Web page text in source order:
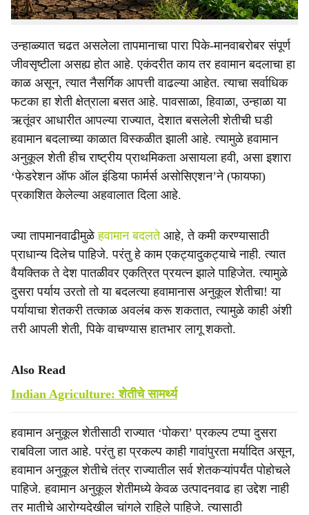
फेब्रुवारीमध्ये थोड्या कालावधीसाठी तीव्र थंडीच्या लाटा येताहेत.
उन्हाळ्यात चढत असलेला तापमानाचा पारा पिके-मानवाबरोबर संपूर्ण
जीवसृष्टीला असह्य होत आहे. एकंदरीत काय तर हवामान बदलाचा हा
काळ असून, त्यात नैसर्गिक आपत्ती वाढल्या आहेत. त्याचा सर्वाधिक
फटका हा शेती क्षेत्राला बसत आहे. पावसाळा, हिवाळा, उन्हाळा या
ऋतूंवर आधारीत आपल्या राज्यात, देशात बसलेली शेतीची घडी
हवामान बदलाच्या काळात विस्कळीत झाली आहे. त्यामुळे हवामान
अनुकूल शेती हीच राष्ट्रीय प्राथमिकता असायला हवी, असा इशारा
‘फेडरेशन ऑफ ऑल इंडिया फार्मर्स असोसिएशन’ने (फायफा)
प्रकाशित केलेल्या अहवालात दिला आहे.
ज्या तापमानवाढीमुळेहवामान बदलते आहे, ते कमी करण्यासाठी
प्राधान्य दिलेच पाहिजे. परंतु हे काम एकट्यादुकट्याचे नाही. त्यात
वैयक्तिक ते देश पातळीवर एकत्रित प्रयत्न झाले पाहिजेत. त्यामुळे
दुसरा पर्याय उरतो तो या बदलत्या हवामानास अनुकूल शेतीचा! या
पर्यायाचा शेतकरी तत्काळ अवलंब करू शकतात, त्यामुळे काही अंशी
तरी आपली शेती, पिके वाचण्यास हातभार लागू शकतो.
Also Read
Indian Agriculture: शेतीचे सामर्थ्य
हवामान अनुकूल शेतीसाठी राज्यात ‘पोकरा’ प्रकल्प टप्पा दुसरा
राबविला जात आहे. परंतु हा प्रकल्प काही गावांपुरता मर्यादित असून,
हवामान अनुकूल शेतीचे तंत्र राज्यातील सर्व शेतकऱ्यांपर्यंत पोहोचले
पाहिजे. हवामान अनुकूल शेतीमध्ये केवळ उत्पादनवाढ हा उद्देश नाही
तर मातीचे आरोग्यदेखील चांगले राहिले पाहिजे. त्यासाठी